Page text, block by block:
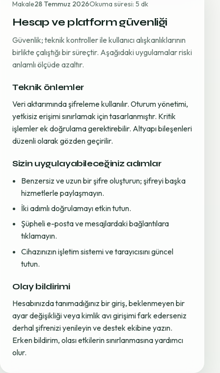
Makale28 Temmuz 2026Okuma süresi: 5 dk
Hesap ve platform güvenliği
Güvenlik; teknik kontroller ile kullanıcı alışkanlıklarının
birlikte çalıştığı bir süreçtir. Aşağıdaki uygulamalar riski
anlamlı ölçüde azaltır.
Teknik önlemler
Veri aktarımında şifreleme kullanılır. Oturum yönetimi,
yetkisiz erişimi sınırlamak için tasarlanmıştır. Kritik
işlemler ek doğrulama gerektirebilir. Altyapı bileşenleri
düzenli olarak gözden geçirilir.
Sizin uygulayabileceğiniz adımlar
Benzersiz ve uzun bir şifre oluşturun; şifreyi başka
hizmetlerle paylaşmayın.
İki adımlı doğrulamayı etkin tutun.
Şüpheli e-posta ve mesajlardaki bağlantılara
tıklamayın.
Cihazınızın işletim sistemi ve tarayıcısını güncel
tutun.
Olay bildirimi
Hesabınızda tanımadığınız bir giriş, beklenmeyen bir
ayar değişikliği veya kimlik avı girişimi fark ederseniz
derhal şifrenizi yenileyin ve destek ekibine yazın.
Erken bildirim, olası etkilerin sınırlanmasına yardımcı
olur.